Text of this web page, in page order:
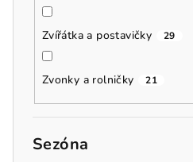
Zvířátka a postavičky 29
Zvonky a rolničky 21
Sezóna